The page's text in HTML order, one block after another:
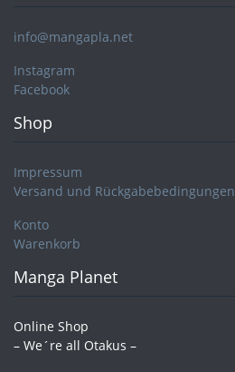
info@mangapla.net
Instagram
Facebook
Shop
Impressum
Versand und Rückgabebedingungen
Konto
Warenkorb
Manga Planet
Online Shop
– We´re all Otakus –